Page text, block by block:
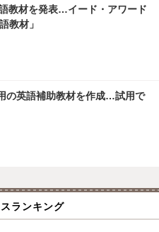
教材を発表…イード・アワード
教材」
の英語補助教材を作成…試用で
ランキング